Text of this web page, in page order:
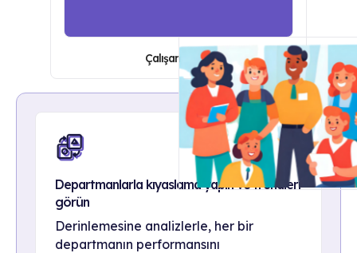
Çalışanlar için
Departmanlarla kıyaslama yapın ve trendleri
görün
Derinlemesine analizlerle, her bir
departmanın performansını